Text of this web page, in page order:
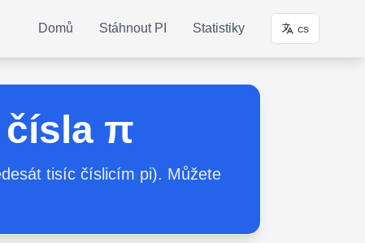
Domů Stáhnout PI Statistiky cs
čísla π
tisíc číslicím pi). Můžete